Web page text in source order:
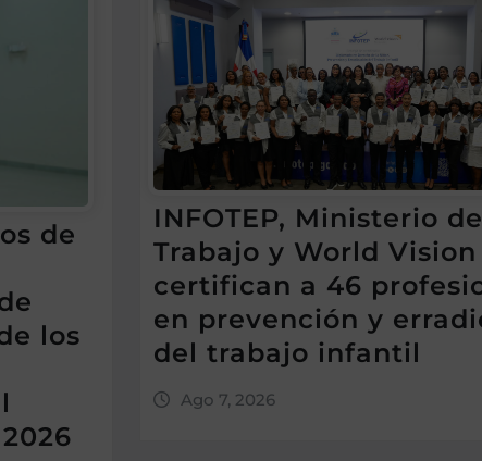
de
los
INFOTEP, Ministerio de
Trabajo y World Vision
certifican a 46
en prevención y
del trabajo infantil
Ago 7, 2026